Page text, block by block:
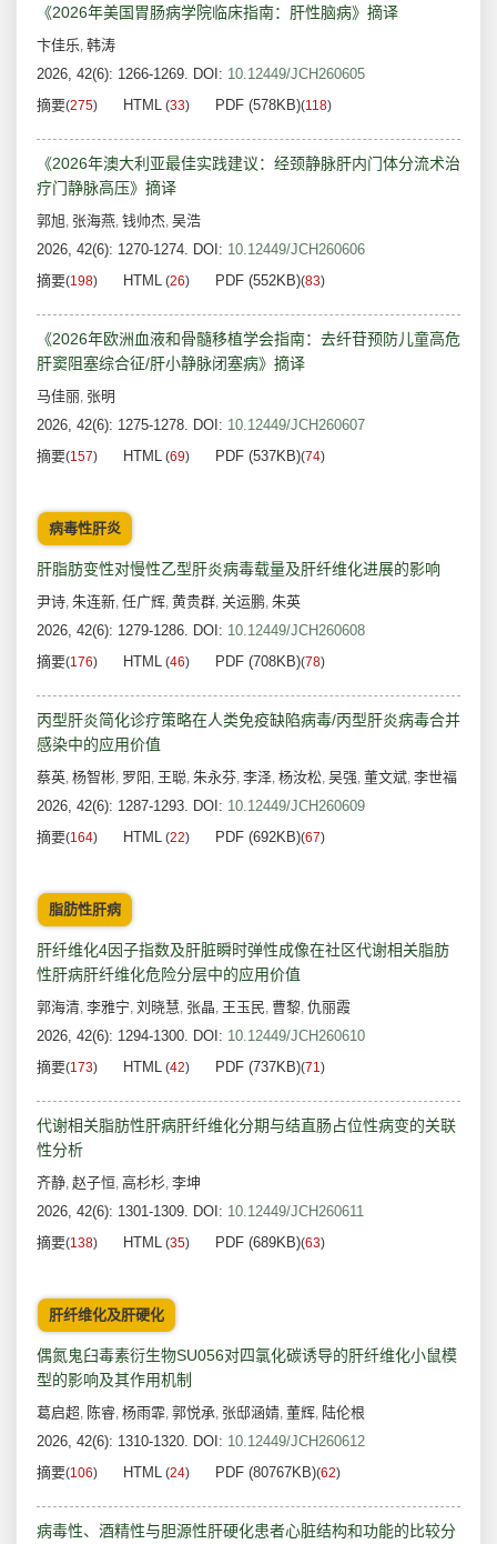
《2026年美国胃肠病学院临床指南：肝性脑病》摘译
卞佳乐, 韩涛
2026, 42(6): 1266-1269. DOI: 10.12449/JCH260605
摘要(275) HTML (33) PDF (578KB)(118)
《2026年澳大利亚最佳实践建议：经颈静脉肝内门体分流术治
疗门静脉高压》摘译
郭旭, 张海燕, 钱帅杰, 吴浩
2026, 42(6): 1270-1274. DOI: 10.12449/JCH260606
摘要(198) HTML (26) PDF (552KB)(83)
《2026年欧洲血液和骨髓移植学会指南：去纤苷预防儿童高危
肝窦阻塞综合征/肝小静脉闭塞病》摘译
马佳丽, 张明
2026, 42(6): 1275-1278. DOI: 10.12449/JCH260607
摘要(157) HTML (69) PDF (537KB)(74)
病毒性肝炎
肝脂肪变性对慢性乙型肝炎病毒载量及肝纤维化进展的影响
尹诗, 朱连新, 任广辉, 黄贵群, 关运鹏, 朱英
2026, 42(6): 1279-1286. DOI: 10.12449/JCH260608
摘要(176) HTML (46) PDF (708KB)(78)
丙型肝炎简化诊疗策略在人类免疫缺陷病毒/丙型肝炎病毒合并
感染中的应用价值
蔡英, 杨智彬, 罗阳 , 王聪, 朱永芬, 李泽, 杨汝松, 吴强, 董文斌, 李世福
2026, 42(6): 1287-1293. DOI: 10.12449/JCH260609
摘要(164) HTML (22) PDF (692KB)(67)
脂肪性肝病
肝纤维化4因子指数及肝脏瞬时弹性成像在社区代谢相关脂肪
性肝病肝纤维化危险分层中的应用价值
郭海清, 李雅宁, 刘晓慧, 张晶, 王玉民, 曹黎, 仇丽霞
2026, 42(6): 1294-1300. DOI: 10.12449/JCH260610
摘要(173) HTML (42) PDF (737KB)(71)
代谢相关脂肪性肝病肝纤维化分期与结直肠占位性病变的关联
性分析
齐静, 赵子恒, 高杉杉, 李坤
2026, 42(6): 1301-1309. DOI: 10.12449/JCH260611
摘要(138) HTML (35) PDF (689KB)(63)
肝纤维化及肝硬化
偶氮鬼臼毒素衍生物SU056对四氯化碳诱导的肝纤维化小鼠模
型的影响及其作用机制
葛启超, 陈睿, 杨雨霏, 郭悦承, 张邸涵婧, 董辉, 陆伦根
2026, 42(6): 1310-1320. DOI: 10.12449/JCH260612
摘要(106) HTML (24) PDF (80767KB)(62)
病毒性、酒精性与胆源性肝硬化患者心脏结构和功能的比较分